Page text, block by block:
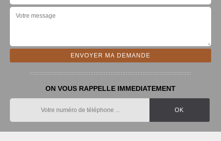
ON VOUS RAPPELLE IMMEDIATEMENT